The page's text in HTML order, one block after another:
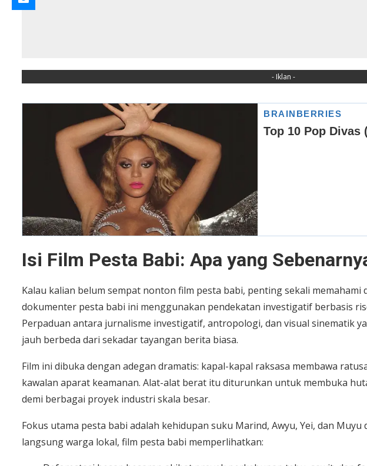
- Iklan -
Isi Film Pesta Babi: Apa yang
Kalau kalian belum sempat nonton film pesta babi, penting sekali memahami
dokumenter pesta babi ini menggunakan pendekatan investigatif berbasis
Perpaduan antara jurnalisme investigatif, antropologi, dan visual sinematik
jauh berbeda dari sekadar tayangan berita biasa.
Film ini dibuka dengan adegan dramatis: kapal-kapal raksasa membawa
kawalan aparat keamanan. Alat-alat berat itu diturunkan untuk membuka
demi berbagai proyek industri skala besar.
Fokus utama pesta babi adalah kehidupan suku Marind, Awyu, Yei, dan Muyu
langsung warga lokal, film pesta babi memperlihatkan: